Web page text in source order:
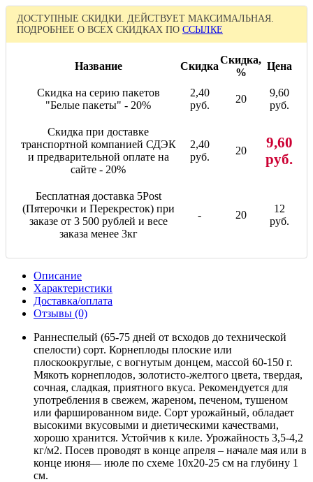
ДОСТУПНЫЕ СКИДКИ. ДЕЙСТВУЕТ МАКСИМАЛЬНАЯ.
ПОДРОБНЕЕ О ВСЕХ СКИДКАХ ПО ССЫЛКЕ
Название Скидка
Скидка,
%
Цена
Скидка на серию пакетов
"Белые пакеты" - 20%
2,40
руб.
20
9,60
руб.
Скидка при доставке
транспортной компанией СДЭК
и предварительной оплате на
сайте - 20%
2,40
руб.
20
9,60
руб.
Бесплатная доставка 5Post
(Пятерочки и Перекресток) при
заказе от 3 500 рублей и весе
заказа менее 3кг
- 20
12
руб.
Описание
Характеристики
Доставка/оплата
Отзывы (0)
Раннеспелый (65-75 дней от всходов до технической
спелости) сорт. Корнеплоды плоские или
плоскоокруглые, с вогнутым донцем, массой 60-150 г.
Мякоть корнеплодов, золотисто-желтого цвета, твердая,
сочная, сладкая, приятного вкуса. Рекомендуется для
употребления в свежем, жареном, печеном, тушеном
или фаршированном виде. Сорт урожайный, обладает
высокими вкусовыми и диетическими качествами,
хорошо хранится. Устойчив к киле. Урожайность 3,5-4,2
кг/м2. Посев проводят в конце апреля – начале мая или в
конце июня— июле по схеме 10х20-25 см на глубину 1
см.